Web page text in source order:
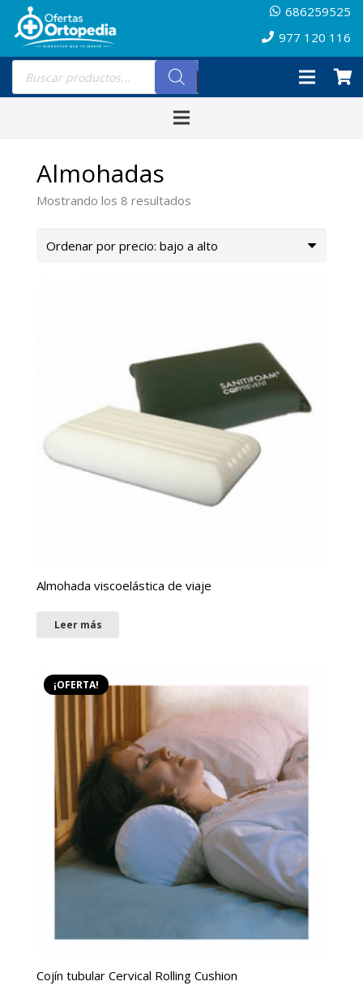
686259525
977 120 116
Búsqueda
productos
Almohadas
Mostrando los 8 resultados
precio:
Almohada viscoelástica de viaje
Leer más
¡OFERTA!
Cojín tubular Cervical Rolling Cushion